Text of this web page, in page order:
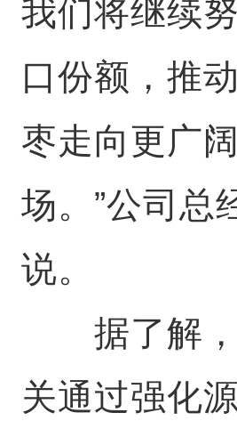
我们将继续
口份额，推
枣走向更广
场。”公司总
说。
据了解，
关通过强化